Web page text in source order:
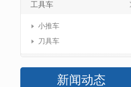
工具车
小推车
刀具车
新闻动态